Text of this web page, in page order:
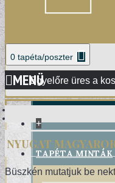
0 tapéta/poszter
Egyelőre üres a
MENÜ
+
TAPÉTA MINTÁK
NYUGAT
Büszkén mutatjuk be